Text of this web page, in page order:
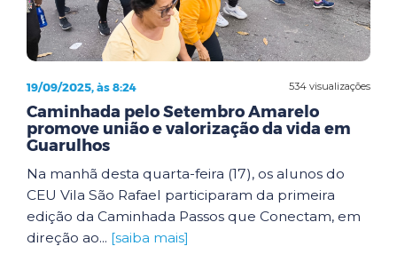
534 visualizações
19/09/2025, às 8:24
Caminhada pelo Setembro Amarelo
promove união e valorização da vida em
Guarulhos
Na manhã desta quarta-feira (17), os alunos do
CEU Vila São Rafael participaram da primeira
edição da Caminhada Passos que Conectam, em
direção ao... [saiba mais]